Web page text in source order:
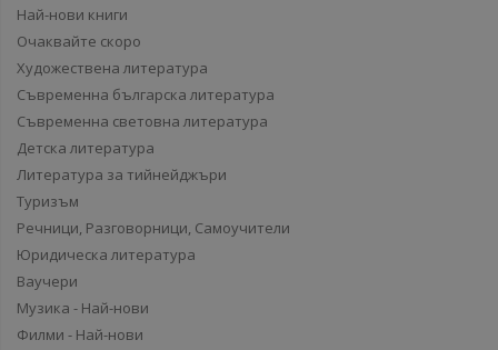
Най-нови книги
Очаквайте скоро
Художествена литература
Съвременна българска литература
Съвременна световна литература
Детска литература
Литература за тийнейджъри
Туризъм
Речници, Разговорници, Самоучители
Юридическа литература
Ваучери
Музика - Най-нови
Филми - Най-нови